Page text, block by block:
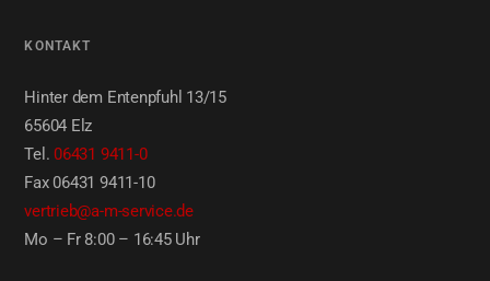
KONTAKT
Hinter dem Entenpfuhl 13/15
65604 Elz
Tel.06431 9411-0
Fax 06431 9411-10
vertrieb@a-m-service.de
Mo – Fr 8:00 – 16:45 Uhr